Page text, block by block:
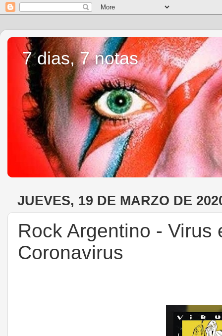
7 dias, 7 notas
JUEVES, 19 DE MARZO DE
Rock Argentino - Virus
Coronavirus